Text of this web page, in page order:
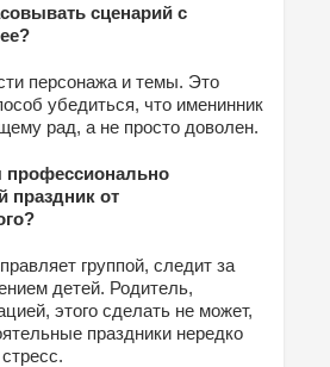
сценарий с
персонажа и темы. Это
убедиться, что именинник
рад, а не просто доволен.
профессионально
праздник от
группой, следит за
детей. Родитель,
этого сделать не может,
праздники нередко